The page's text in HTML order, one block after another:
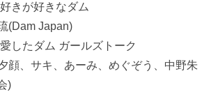
きが好きなダム
したダム ガールズトーク
あーみ、めぐぞう、中野朱
)